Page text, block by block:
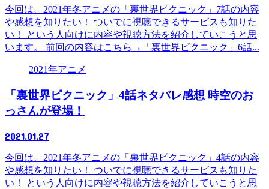
今回は、2021年冬アニメの「裏世界ピクニック」7話の内容
や感想を知りたい！ ついでに視聴できるサービスも知りた
い！ という人向けに内容や視聴方法を紹介していこうと思
います。 前回の内容はこちら→「裏世界ピクニック」6話...
2021年アニメ
「裏世界ピクニック」4話ネタバレ感想 時空のお
っさんが登場！
2021.01.27
今回は、2021年冬アニメの「裏世界ピクニック」4話の内容
や感想を知りたい！ ついでに視聴できるサービスも知りた
い！ という人向けに内容や視聴方法を紹介していこうと思